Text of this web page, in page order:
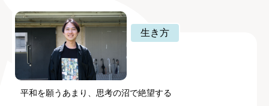
生き方
平和を願うあまり、思考の沼で絶望する